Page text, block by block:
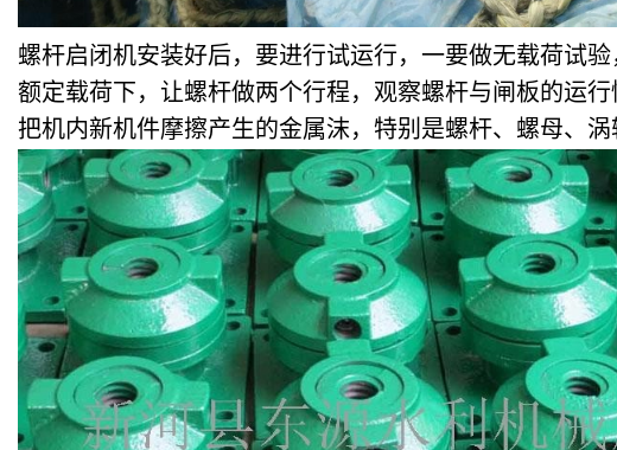
螺杆启闭机安装好后，要进行试运行，一要做无载荷试
额定载荷下，让螺杆做两个行程，观察螺杆与闸板的运
把机内新机件摩擦产生的金属沫，特别是螺杆、螺母、